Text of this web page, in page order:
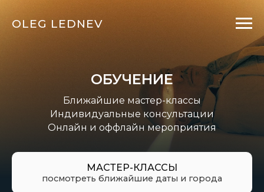
OLEG LEDNEV
ОБУЧЕНИЕ
Ближайшие мастер-классы
Индивидуальные консультации
Онлайн и оффлайн мероприятия
МАСТЕР-КЛАССЫ
посмотреть ближайшие даты и города